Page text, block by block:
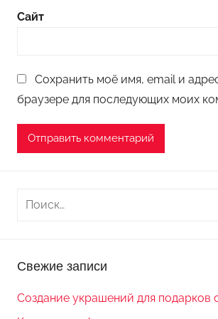
Сайт
Сохранить моё имя, email и
браузере для последующих моих
:
Свежие записи
Создание украшений для подарков